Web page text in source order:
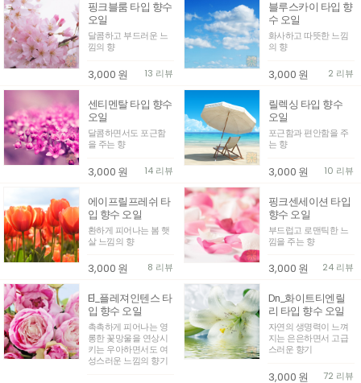
핑크블룸 타입 향수
오일
달콤하고 부드러운 느
낌의 향
3,000 원 13 리뷰
블루스카이 타입 향
수 오일
화사하고 따뜻한 느낌
의 향
3,000 원 2 리뷰
센티멘탈 타입 향수
오일
달콤하면서도 포근함
을 주는 향
3,000 원 14 리뷰
릴렉싱 타입 향수
오일
포근함과 편안함을 주
는 향
3,000 원 10 리뷰
에이프릴프레쉬 타
입 향수 오일
환하게 피어나는 봄 햇
살 느낌의 향
3,000 원 8 리뷰
핑크센세이션 타입
향수 오일
부드럽고 로맨틱한 느
낌을 주는 향
3,000 원 24 리뷰
El_플레져인텐스 타
입 향수 오일
촉촉하게 피어나는 영
롱한 꽃망울을 연상시
키는 우아하면서도 여
성스러운 느낌의 향기
Dn_화이트티엔릴
리 타입 향수 오일
자연의 생명력이 느껴
지는 은은하면서 고급
스러운 향기
3,000 원 72 리뷰